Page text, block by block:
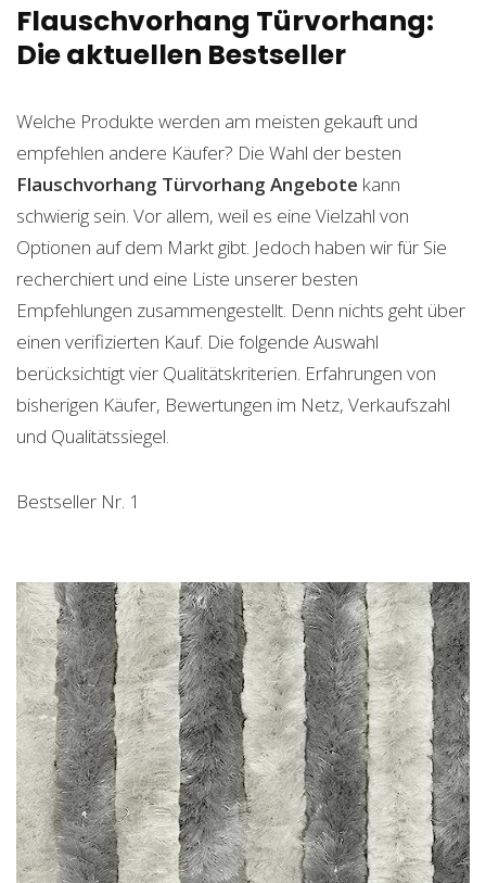
Flauschvorhang Türvorhang:
Die aktuellen Bestseller
Welche Produkte werden am meisten gekauft und
empfehlen andere Käufer? Die Wahl der besten
Flauschvorhang Türvorhang Angebote kann
schwierig sein. Vor allem, weil es eine Vielzahl von
Optionen auf dem Markt gibt. Jedoch haben wir für Sie
recherchiert und eine Liste unserer besten
Empfehlungen zusammengestellt. Denn nichts geht über
einen verifizierten Kauf. Die folgende Auswahl
berücksichtigt vier Qualitätskriterien. Erfahrungen von
bisherigen Käufer, Bewertungen im Netz, Verkaufszahl
und Qualitätssiegel.
Bestseller Nr. 1